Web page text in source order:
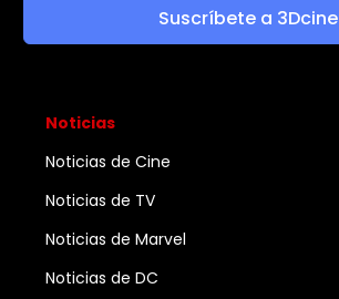
Suscríbete a 3Dcine
Noticias
Noticias de Cine
Noticias de TV
Noticias de Marvel
Noticias de DC